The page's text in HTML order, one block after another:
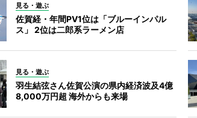
見る・遊ぶ
佐賀経・年間PV1位は「ブルーインパル
ス」 2位は二郎系ラーメン店
見る・遊ぶ
羽生結弦さん佐賀公演の県内経済波及4億
8,000万円超 海外からも来場